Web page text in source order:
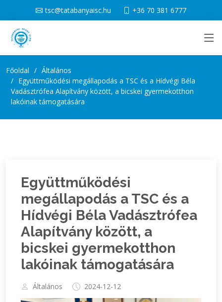
tsc@tatabanyaisc.hu +36 70 381 6777
Főoldal
Általános
Együttműködési megállapodás a TSC és a Hídvégi Béla
Vadásztrófea Alapítvány között, a bicskei gyermekotthon
lakóinak támogatására
Együttműködési
megállapodás a TSC és a
Hídvégi Béla Vadásztrófea
Alapítvány között, a
bicskei gyermekotthon
lakóinak támogatására
Általános 2024-12-12